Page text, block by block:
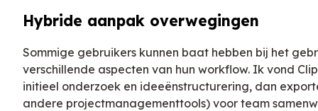
Hybride aanpak overwegingen
Sommige gebruikers kunnen baat hebben bij het
verschillende aspecten van hun workflow. Ik vond
initieel onderzoek en ideeënstructurering, dan
andere projectmanagementtools) voor team